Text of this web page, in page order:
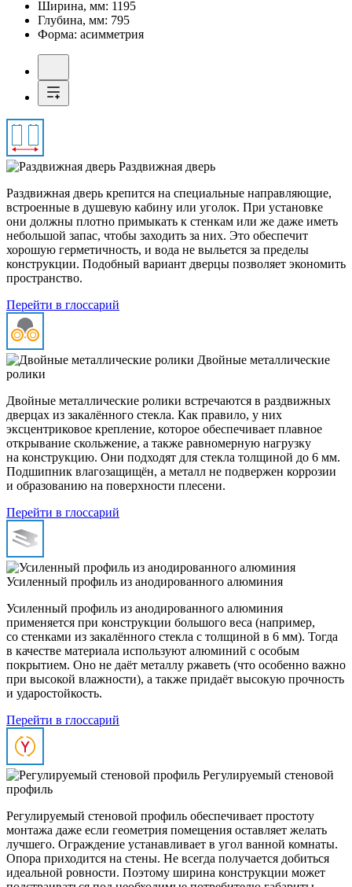
Ширина, мм: 1195
Глубина, мм: 795
Форма: асимметрия
Раздвижная дверь
Раздвижная дверь крепится на специальные направляющие,
встроенные в душевую кабину или уголок. При установке
они должны плотно примыкать к стенкам или же даже иметь
небольшой запас, чтобы заходить за них. Это обеспечит
хорошую герметичность, и вода не выльется за пределы
конструкции. Подобный вариант дверцы позволяет экономить
пространство.
Перейти в глоссарий
Двойные металлические
ролики
Двойные металлические ролики встречаются в раздвижных
дверцах из закалённого стекла. Как правило, у них
эксцентриковое крепление, которое обеспечивает плавное
открывание скольжение, а также равномерную нагрузку
на конструкцию. Они подходят для стекла толщиной до 6 мм.
Подшипник влагозащищён, а металл не подвержен коррозии
и образованию на поверхности плесени.
Перейти в глоссарий
Усиленный профиль из анодированного алюминия
Усиленный профиль из анодированного алюминия
применяется при конструкции большого веса (например,
со стенками из закалённого стекла с толщиной в 6 мм). Тогда
в качестве материала используют алюминий с особым
покрытием. Оно не даёт металлу ржаветь (что особенно важно
при высокой влажности), а также придаёт высокую прочность
и ударостойкость.
Перейти в глоссарий
Регулируемый стеновой
профиль
Регулируемый стеновой профиль обеспечивает простоту
монтажа даже если геометрия помещения оставляет желать
лучшего. Ограждение устанавливает в угол ванной комнаты.
Опора приходится на стены. Не всегда получается добиться
идеальной ровности. Поэтому ширина конструкции может